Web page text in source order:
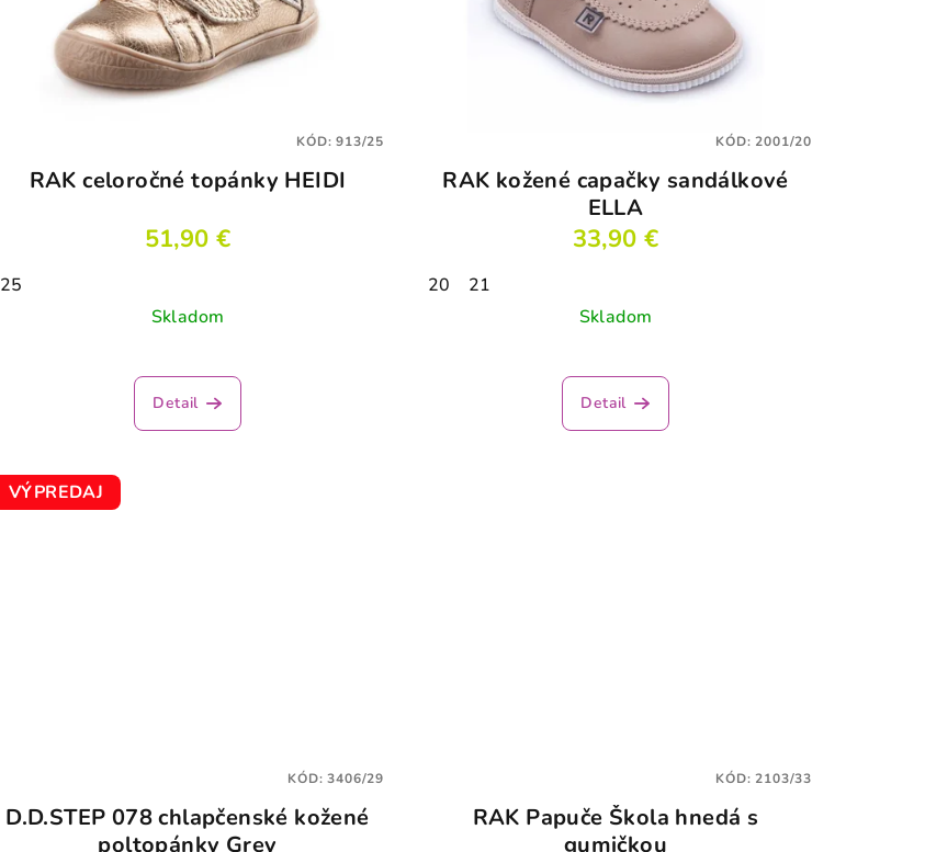
RAK celoročné topánky HEIDI
51,90 €
25
Skladom
Detail
KÓD:913/25
RAK kožené capačky sandálkové
ELLA
33,90 €
20
21
Skladom
Detail
KÓD:2001/20
VÝPREDAJ
D.D.STEP 078 chlapčenské kožené
poltopánky Grey
KÓD:3406/29
RAK Papuče Škola hnedá s
gumičkou
KÓD:2103/33